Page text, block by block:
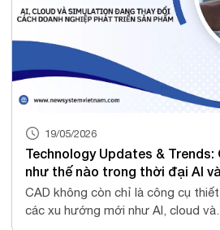
19/05/2026
Technology Updates &
như thế nào trong thời đại AI
CAD không còn chỉ là công cụ
các xu hướng mới như AI, cloud và...